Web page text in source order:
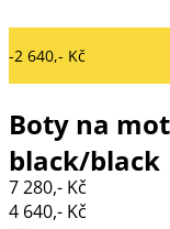
-2 640,- Kč
Boty na
black/black
7 280,- Kč
4 640,- Kč